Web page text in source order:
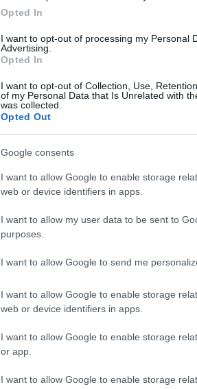
Opted In
I want to opt-out of processing my Personal
Advertising.
Opted In
I want to opt-out of Collection, Use,
of my Personal Data that Is Unrelated with
was collected.
Opted Out
Google consents
I want to allow Google to enable storage
web or device identifiers in apps.
I want to allow my user data to be sent to
purposes.
I want to allow Google to send me
I want to allow Google to enable storage
web or device identifiers in apps.
I want to allow Google to enable storage
or app.
I want to allow Google to enable storage